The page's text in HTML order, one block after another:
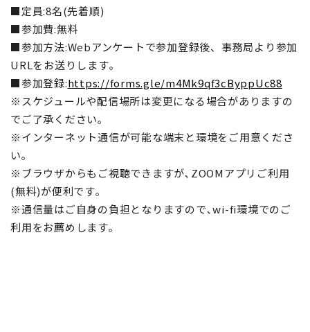
■定員:8名(先着順)
■参加費:無料
■参加方法:Webアンケートで参加登録後、事務局より参加
URLをお送りします｡
■参加登録:https://forms.gle/m4Mk9qf3cByppUc88
※スケジュールや配信場所は変更になる場合がありますの
でご了承ください｡
※インターネット通信が可能な端末と環境をご用意くださ
い｡
※ブラウザからもご視聴できますが､ZOOMアプリご利用
(無料)が便利です｡
※通信量はご自身の負担となりますので､wi-fi環境でのご
利用をお薦めします｡